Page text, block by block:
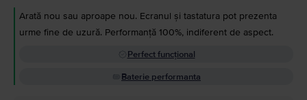
Arată nou sau aproape nou. Ecranul și tastatura pot prezenta
urme fine de uzură. Performanță 100%, indiferent de aspect.
Perfect funcțional
Baterie performanta